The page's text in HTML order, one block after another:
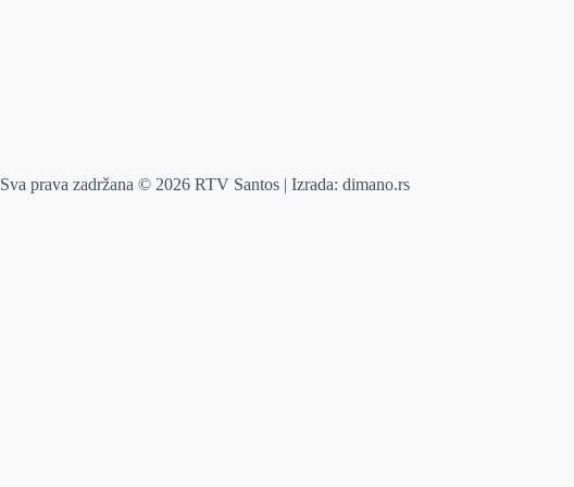
Sva prava zadržana © 2026 RTV Santos | Izrada:dimano.rs